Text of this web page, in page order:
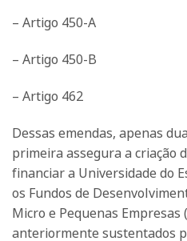
– Artigo 450-A
– Artigo 450-B
– Artigo 462
Dessas emendas, apenas
primeira assegura a criação
financiar a Universidade do
os Fundos de
Micro e Pequenas Empresas
anteriormente sustentados